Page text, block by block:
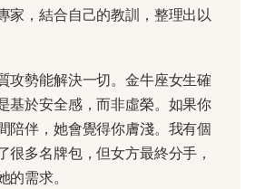
家，結合自己的教訓，整理出以
攻勢能解決一切。金牛座女生確
基於安全感，而非虛榮。如果你
陪伴，她會覺得你膚淺。我有個
很多名牌包，但女方最終分手，
的需求。